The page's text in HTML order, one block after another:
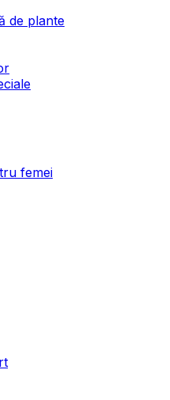
de plante
femei